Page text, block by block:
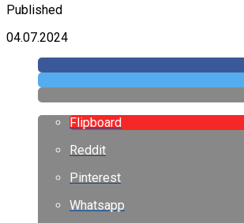
Published
04.07.2024
Flipboard
Reddit
Pinterest
Whatsapp